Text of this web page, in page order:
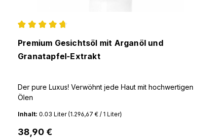
Durchschnittliche Bewertung von 4.68 von 5
Premium Gesichtsöl mit Arganöl und
Granatapfel-Extrakt
Der pure Luxus! Verwöhnt jede Haut mit hochwertigen
Ölen
Inhalt: 0.03 Liter(1.296,67 € / 1 Liter)
38,90 €